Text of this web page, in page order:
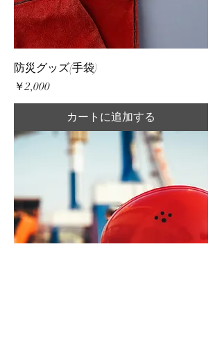
防災グッズ(手袋)
価格
￥2,000
カートに追加する